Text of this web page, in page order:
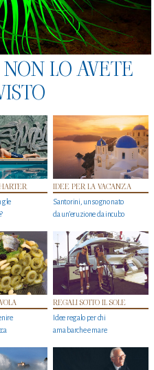
LO AVETE
IDEE PER LA VACANZA
Santorini, un sogno nato
da un’eruzione da incubo
REGALI SOTTO IL SOLE
Idee regalo per chi
ama barche e mare